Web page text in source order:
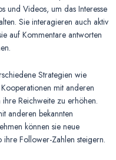
und Videos, um das Interesse
Sie interagieren auch aktiv
auf Kommentare antworten
Strategien wie
mit anderen
Reichweite zu erhöhen.
anderen bekannten
können sie neue
Follower-Zahlen steigern.